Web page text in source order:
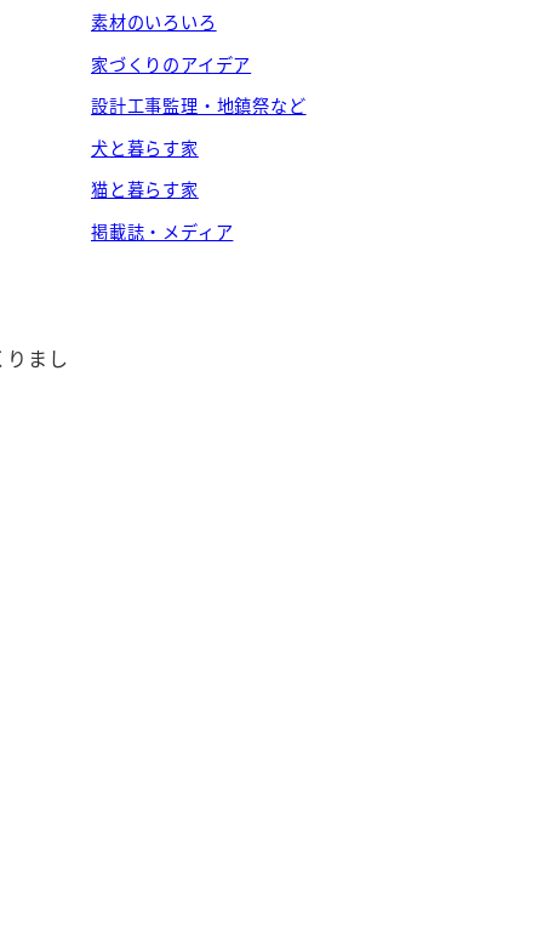
まし
素材のいろいろ
家づくりのアイデア
設計工事監理・地鎮祭など
犬と暮らす家
猫と暮らす家
掲載誌・メディア